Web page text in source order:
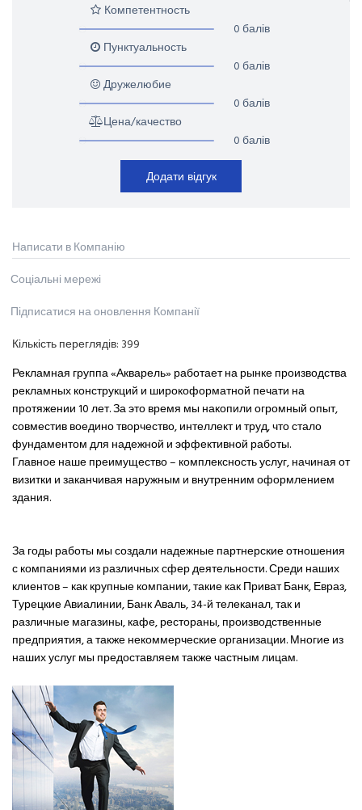
Компетентность
0 балів
Пунктуальность
0 балів
Дружелюбие
0 балів
Цена/качество
0 балів
Додати відгук
Написати в Компанію
Соціальні мережі
Підписатися на оновлення Компанії
Кількість переглядів: 399
Рекламная группа «Акварель» работает на рынке производства
рекламных конструкций и широкоформатной печати на
протяжении 10 лет. За это время мы накопили огромный опыт,
совместив воедино творчество, интеллект и труд, что стало
фундаментом для надежной и эффективной работы.
Главное наше преимущество – комплексность услуг, начиная от
визитки и заканчивая наружным и внутренним оформлением
здания.
За годы работы мы создали надежные партнерские отношения
с компаниями из различных сфер деятельности. Среди наших
клиентов – как крупные компании, такие как Приват Банк, Евраз,
Турецкие Авиалинии, Банк Аваль, 34-й телеканал, так и
различные магазины, кафе, рестораны, производственные
предприятия, а также некоммерческие организации. Многие из
наших услуг мы предоставляем также частным лицам.